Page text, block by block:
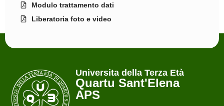
Modulo trattamento dati
Liberatoria foto e video
Universita della Terza Età
Quartu Sant'Elena
APS